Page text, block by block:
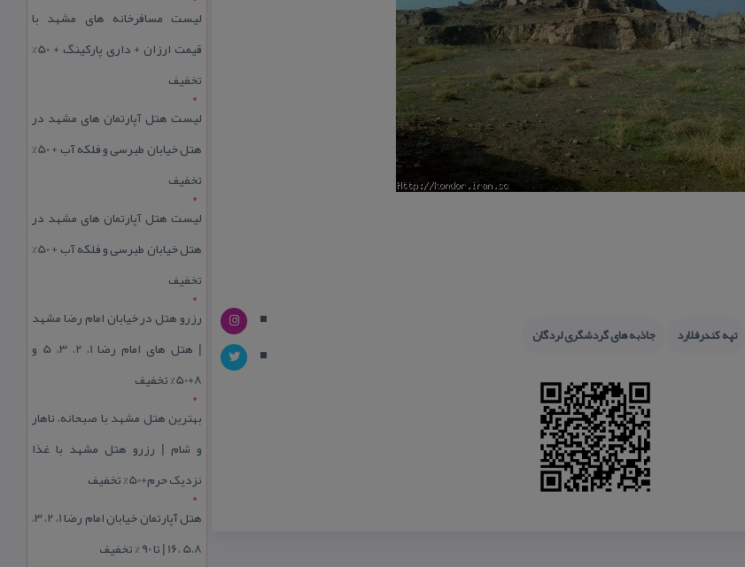
تپه كندرفلارد جاذبه های گردشگری لردگان
لیست مسافرخانه های مشهد با
قیمت ارزان + داری پارکینگ + 50%
تخفیف
لیست هتل آپارتمان های مشهد در
هتل خیابان طبرسی و فلکه آب + 50%
تخفیف
لیست هتل آپارتمان های مشهد در
هتل خیابان طبرسی و فلکه آب + 50%
تخفیف
رزرو هتل در خیابان امام رضا مشهد
| هتل‌ های امام رضا 1، 2، 3، 5 و
8+50% تخفیف
بهترین هتل مشهد با صبحانه، ناهار
و شام | رزرو هتل مشهد با غذا
نزدیک حرم+50% تخفیف
هتل آپارتمان خیابان امام رضا 1، 2، 3،
5،8 ،16 | تا 90 % تخفیف